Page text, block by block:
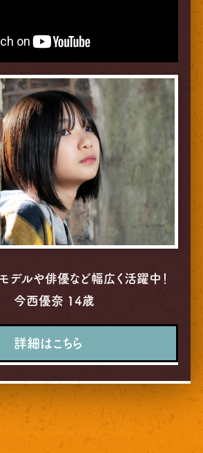
デルや俳優など幅広く活躍中！
今西優奈 14歳
詳細はこちら